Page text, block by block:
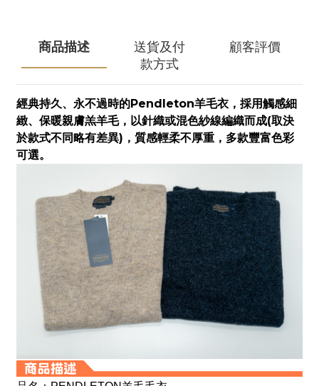
商品描述
送貨及付
款方式
顧客評價
經典持久、永不過時的Pendleton羊毛衣，採用觸感細
緻、保暖親膚羔羊毛，以針織或混色紗線編織而成(取決
於款式不同略有差異) ，質感輕柔不厚重，多款豐富色彩
可選。